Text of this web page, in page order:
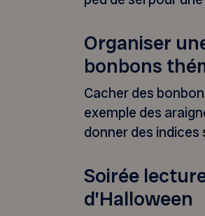
Organiser
bonbons
Cacher des
exemple des
donner des indices
Soirée
d’Halloween